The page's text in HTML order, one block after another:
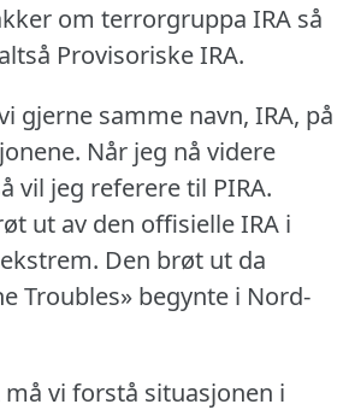
om terrorgruppa IRA så
Provisoriske IRA.
gjerne samme navn, IRA, på
Når jeg nå videre
vil jeg referere til PIRA.
ut av den offisielle IRA i
Den brøt ut da
Troubles» begynte i Nord-
må vi forstå situasjonen i